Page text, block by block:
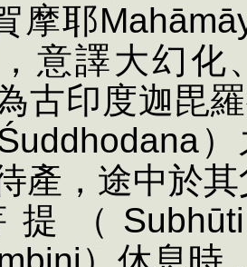
摩耶Mahāmā
意譯大幻化
古印度迦毘
uddhodana）
產，途中於
提（ Subhūti